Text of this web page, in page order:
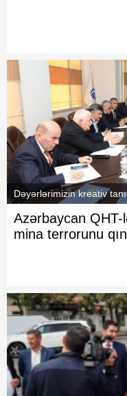
Dəyərlərimizin kreativ
Azərbaycan QHT-
mina terrorunu